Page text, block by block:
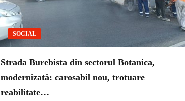
SOCIAL
Strada Burebista din sectorul Botanica,
modernizată: carosabil nou, trotuare
reabilitate…